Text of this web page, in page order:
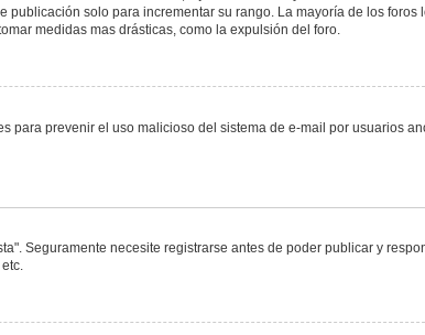
solo para incrementar su rango. La mayoría de los foros
medidas mas drásticas, como la expulsión del foro.
para prevenir el uso malicioso del sistema de e-mail por usuarios
Seguramente necesite registrarse antes de poder publicar y